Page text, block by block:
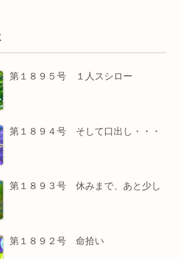
第１８９５号 １人スシロー
第１８９４号 そして口出し・・・
第１８９３号 休みまで、あと少し
第１８９２号 命拾い